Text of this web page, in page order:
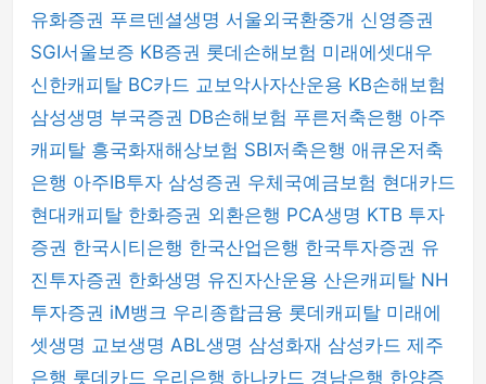
유화증권 푸르덴셜생명 서울외국환중개 신영증권
SGI서울보증 KB증권 롯데손해보험 미래에셋대우
신한캐피탈 BC카드 교보악사자산운용 KB손해보험
삼성생명 부국증권 DB손해보험 푸른저축은행 아주
캐피탈 흥국화재해상보험 SBI저축은행 애큐온저축
은행 아주IB투자 삼성증권 우체국예금보험 현대카드
현대캐피탈 한화증권 외환은행 PCA생명 KTB 투자
증권 한국시티은행 한국산업은행 한국투자증권 유
진투자증권 한화생명 유진자산운용 산은캐피탈 NH
투자증권 iM뱅크 우리종합금융 롯데캐피탈 미래에
셋생명 교보생명 ABL생명 삼성화재 삼성카드 제주
은행 롯데카드 우리은행 하나카드 경남은행 한양증